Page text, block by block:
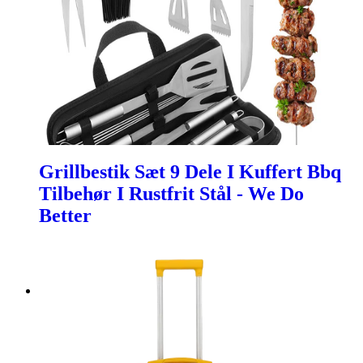
Grillbestik Sæt 9 Dele I Kuffert Bbq
Tilbehør I Rustfrit Stål - We Do
Better